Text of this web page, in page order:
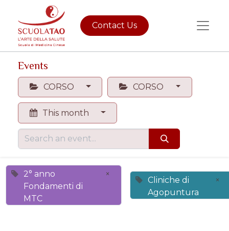
Contact Us
Events
CORSO CORSO
This month
2° anno
Fondamenti di
MTC
×
Cliniche di
Agopuntura
×